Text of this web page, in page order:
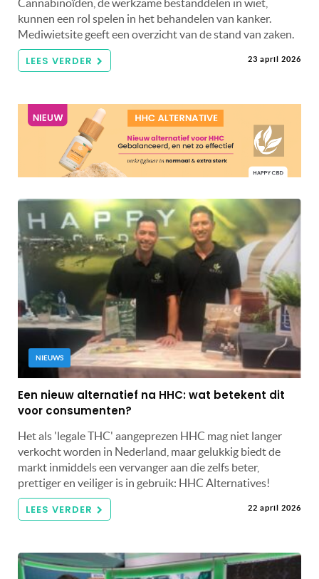
Cannabinoïden, de werkzame bestanddelen in wiet,
kunnen een rol spelen in het behandelen van kanker.
Mediwietsite geeft een overzicht van de stand van zaken.
LEES VERDER 23 april 2026
NIEUWS
Een nieuw alternatief na HHC: wat betekent dit
voor consumenten?
Het als 'legale THC' aangeprezen HHC mag niet langer
verkocht worden in Nederland, maar gelukkig biedt de
markt inmiddels een vervanger aan die zelfs beter,
prettiger en veiliger is in gebruik: HHC Alternatives!
LEES VERDER 22 april 2026